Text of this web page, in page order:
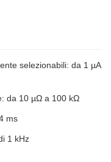
selezionabili: da 1 µA
da 10 µΩ a 100 kΩ
ms
1 kHz